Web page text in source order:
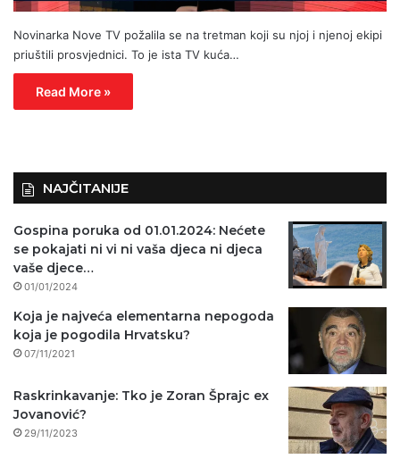
Novinarka Nove TV požalila se na tretman koji su njoj i njenoj ekipi
priuštili prosvjednici. To je ista TV kuća…
Read More »
NAJČITANIJE
Gospina poruka od 01.01.2024: Nećete
se pokajati ni vi ni vaša djeca ni djeca
vaše djece…
01/01/2024
Koja je najveća elementarna nepogoda
koja je pogodila Hrvatsku?
07/11/2021
Raskrinkavanje: Tko je Zoran Šprajc ex
Jovanović?
29/11/2023